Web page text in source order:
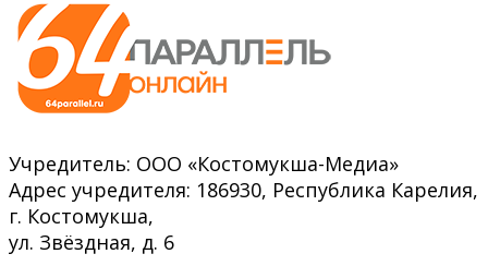
Учредитель: ООО «Костомукша-Медиа»
Адрес учредителя: 186930, Республика Карелия,
г. Костомукша,
ул. Звёздная, д. 6